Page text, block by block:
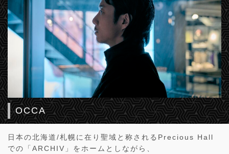
OCCA
日本の北海道/札幌に在り聖域と称されるPrecious Hall
での「ARCHIV」をホームとしながら、